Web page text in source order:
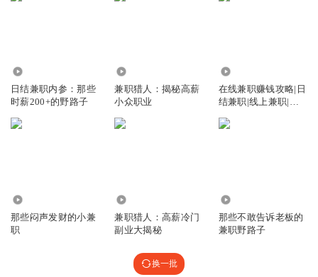
日结兼职内参：那些
时薪200+的野路子
兼职猎人：揭秘高薪
小众职业
在线兼职赚钱攻略|日
结兼职|线上兼职|网
那些闷声发财的小兼
职
兼职猎人：高薪冷门
副业大揭秘
那些不敢告诉老板的
兼职野路子
换一批